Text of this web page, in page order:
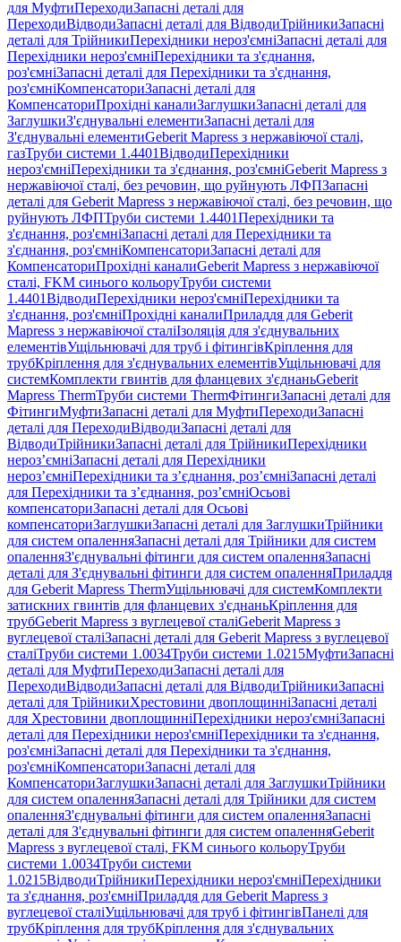
для МуфтиПереходиЗапасні деталі для
ПереходиВідводиЗапасні деталі для ВідводиТрійникиЗапасні
деталі для ТрійникиПерехідники нероз'ємніЗапасні деталі для
Перехідники нероз'ємніПерехідники та з'єднання,
роз'ємніЗапасні деталі для Перехідники та з'єднання,
роз'ємніКомпенсаториЗапасні деталі для
КомпенсаториПрохідні каналиЗаглушкиЗапасні деталі для
ЗаглушкиЗ'єднувальні елементиЗапасні деталі для
З'єднувальні елементиGeberit Mapress з нержавіючої сталі,
газТруби системи 1.4401ВідводиПерехідники
нероз'ємніПерехідники та з'єднання, роз'ємніGeberit Mapress з
нержавіючої сталі, без речовин, що руйнують ЛФПЗапасні
деталі для Geberit Mapress з нержавіючої сталі, без речовин, що
руйнують ЛФПТруби системи 1.4401Перехідники та
з'єднання, роз'ємніЗапасні деталі для Перехідники та
з'єднання, роз'ємніКомпенсаториЗапасні деталі для
КомпенсаториПрохідні каналиGeberit Mapress з нержавіючої
сталі, FKM синього кольоруТруби системи
1.4401ВідводиПерехідники нероз'ємніПерехідники та
з'єднання, роз'ємніПрохідні каналиПриладдя для Geberit
Mapress з нержавіючої сталіІзоляція для з'єднувальних
елементівУщільнювачі для труб і фітингівКріплення для
трубКріплення для з'єднувальних елементівУщільнювачі для
системКомплекти гвинтів для фланцевих з'єднаньGeberit
Mapress ThermТруби системи ThermФітингиЗапасні деталі для
ФітингиМуфтиЗапасні деталі для МуфтиПереходиЗапасні
деталі для ПереходиВідводиЗапасні деталі для
ВідводиТрійникиЗапасні деталі для ТрійникиПерехідники
нероз’ємніЗапасні деталі для Перехідники
нероз’ємніПерехідники та з’єднання, роз’ємніЗапасні деталі
для Перехідники та з’єднання, роз’ємніОсьові
компенсаториЗапасні деталі для Осьові
компенсаториЗаглушкиЗапасні деталі для ЗаглушкиТрійники
для систем опаленняЗапасні деталі для Трійники для систем
опаленняЗ'єднувальні фітинги для систем опаленняЗапасні
деталі для З'єднувальні фітинги для систем опаленняПриладдя
для Geberit Mapress ThermУщільнювачі для системКомплекти
затискних гвинтів для фланцевих з'єднаньКріплення для
трубGeberit Mapress з вуглецевої сталіGeberit Mapress з
вуглецевої сталіЗапасні деталі для Geberit Mapress з вуглецевої
сталіТруби системи 1.0034Труби системи 1.0215МуфтиЗапасні
деталі для МуфтиПереходиЗапасні деталі для
ПереходиВідводиЗапасні деталі для ВідводиТрійникиЗапасні
деталі для ТрійникиХрестовини двоплощинніЗапасні деталі
для Хрестовини двоплощинніПерехідники нероз'ємніЗапасні
деталі для Перехідники нероз'ємніПерехідники та з'єднання,
роз'ємніЗапасні деталі для Перехідники та з'єднання,
роз'ємніКомпенсаториЗапасні деталі для
КомпенсаториЗаглушкиЗапасні деталі для ЗаглушкиТрійники
для систем опаленняЗапасні деталі для Трійники для систем
опаленняЗ'єднувальні фітинги для систем опаленняЗапасні
деталі для З'єднувальні фітинги для систем опаленняGeberit
Mapress з вуглецевої сталі, FKM синього кольоруТруби
системи 1.0034Труби системи
1.0215ВідводиТрійникиПерехідники нероз'ємніПерехідники
та з'єднання, роз'ємніПриладдя для Geberit Mapress з
вуглецевої сталіУщільнювачі для труб і фітингівПанелі для
трубКріплення для трубКріплення для з'єднувальних